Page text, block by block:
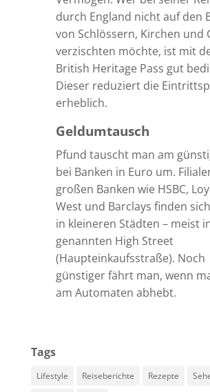
durch England nicht auf den
von Schlössern, Kirchen und
verzischten möchte, ist mit
British Heritage Pass gut
Dieser reduziert die
erheblich.
Geldumtausch
Pfund tauscht man am
bei Banken in Euro um.
großen Banken wie HSBC,
West und Barclays finden
in kleineren Städten – meist
genannten High Street
(Haupteinkaufsstraße). Noch
günstiger fährt man, wenn
am Automaten abhebt.
Tags
Lifestyle Reiseberichte Rezepte